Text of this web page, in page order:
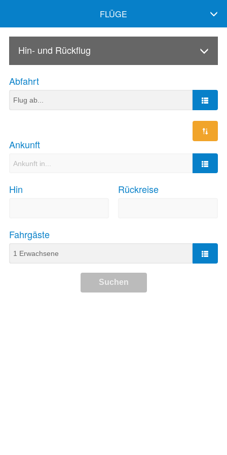
FLÜGE
Hin- und Rückflug
Abfahrt
Ankunft
Hin Rückreise
Fahrgäste
Suchen